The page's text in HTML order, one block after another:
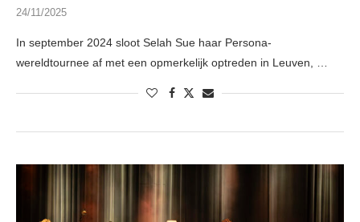
24/11/2025
In september 2024 sloot Selah Sue haar Persona-
wereldtournee af met een opmerkelijk optreden in Leuven, …